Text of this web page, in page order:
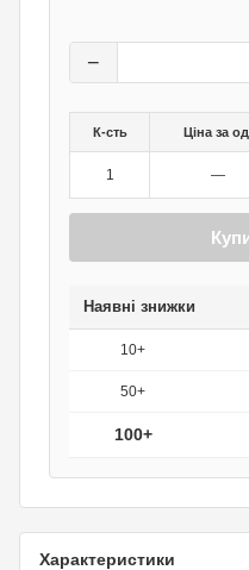
−
К-сть Ціна за
1 —
Наявні знижки
10+
50+
100+
Характеристики